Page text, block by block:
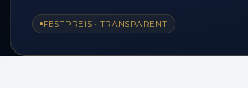
FESTPREIS · TRANSPARENT